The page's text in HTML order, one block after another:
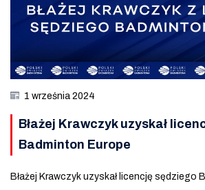
1 września 2024
Błażej Krawczyk uzyskał
Badminton Europe
Błażej Krawczyk uzyskał licencję sędziego